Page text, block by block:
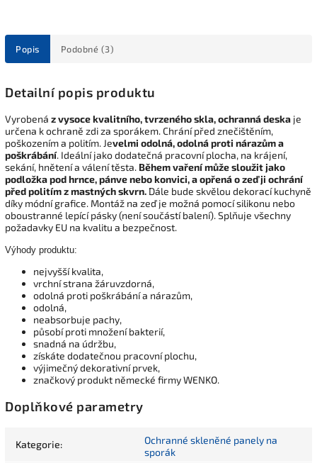
Popis Podobné (3)
Detailní popis produktu
Vyrobená z vysoce kvalitního, tvrzeného skla, ochranná deska je
určena k ochraně zdi za sporákem. Chrání před znečištěním,
poškozením a politím. Jevelmi odolná,odolná proti nárazům a
poškrábání. Ideální jako dodatečná pracovní plocha, na krájení,
sekání, hnětení a válení těsta. Během vaření může sloužit jako
podložka pod hrnce, pánve nebo konvici, a opřená o zeď ji ochrání
před politím z mastných skvrn. Dále bude skvělou dekorací kuchyně
díky módní grafice. Montáž na zeď je možná pomocí silikonu nebo
oboustranné lepící pásky (není součástí balení). Splňuje všechny
požadavky EU na kvalitu a bezpečnost.
Výhody produktu:
nejvyšší kvalita,
vrchní strana žáruvzdorná,
odolná proti poškrábání a nárazům,
odolná,
neabsorbuje pachy,
působí proti množení bakterií,
snadná na údržbu,
získáte dodatečnou pracovní plochu,
výjimečný dekorativní prvek,
značkový produkt německé firmy WENKO.
Doplňkové parametry
Kategorie:
Ochranné skleněné panely na
sporák